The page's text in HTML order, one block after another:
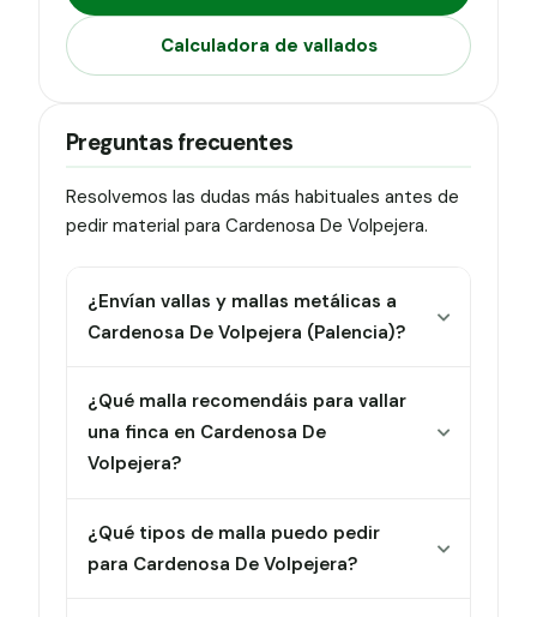
Calculadora de vallados
Preguntas frecuentes
Resolvemos las dudas más habituales antes de
pedir material para Cardenosa De Volpejera.
¿Envían vallas y mallas metálicas a
Cardenosa De Volpejera (Palencia)?
¿Qué malla recomendáis para vallar
una finca en Cardenosa De
Volpejera?
¿Qué tipos de malla puedo pedir
para Cardenosa De Volpejera?